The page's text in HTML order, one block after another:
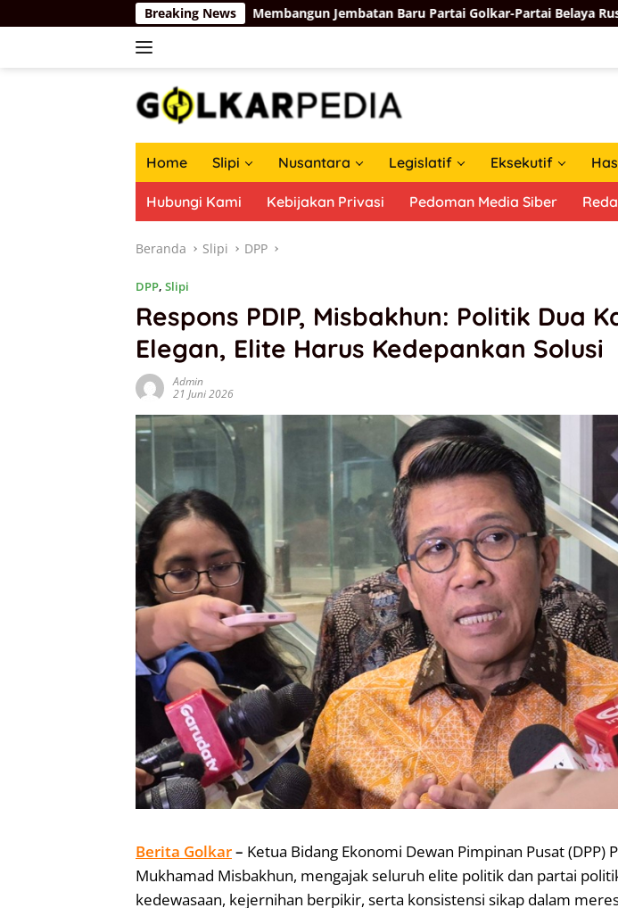
ke
Breaking News
Membangun Jembatan Baru Partai Golkar-Partai Belaya Rus Menteri
Home Slipi Nusantara Legislatif Eksekutif
Hubungi Kami Kebijakan Privasi Pedoman Media Siber
Beranda Slipi DPP
DPP, Slipi
Respons PDIP, Misbakhun: Politik Dua
Elegan, Elite Harus Kedepankan Solusi
Admin
21 Juni 2026
Berita Golkar– Ketua Bidang Ekonomi Dewan Pimpinan Pusat (DPP)
Mukhamad Misbakhun, mengajak seluruh elite politik dan partai
kedewasaan, kejernihan berpikir, serta konsistensi sikap dalam